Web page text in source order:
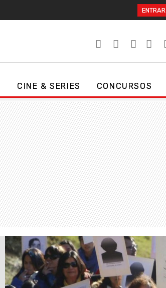
ENTRAR
CINE & SERIES CONCURSOS